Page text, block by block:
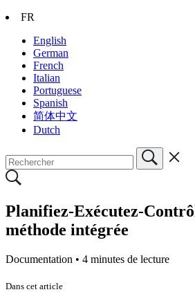
FR
English
German
French
Italian
Portuguese
Spanish
简体中文
Dutch
Planifiez-Exécutez-
méthode intégrée
Documentation • 4 minutes de lecture
Dans cet article